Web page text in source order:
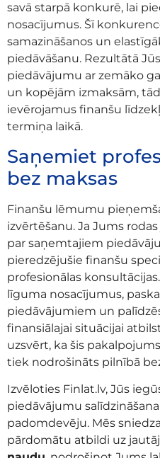
savā starpā konkurē, lai
nosacījumus. Šī
samazināšanos un
piedāvāšanu. Rezultātā
piedāvājumu ar zemāko
un kopējām izmaksām,
ievērojamus finanšu
termiņa laikā.
Saņemiet
bez maksas
Finanšu lēmumu
izvērtēšanu. Ja Jums
par saņemtajiem
pieredzējušie finanšu
profesionālas
līguma nosacījumus,
piedāvājumiem un
finansiālajai situācijai
uzsvērt, ka šis
tiek nodrošināts pilnībā
Izvēloties Finlat.lv, Jūs
piedāvājumu
padomdevēju. Mēs
pārdomātu atbildi uz